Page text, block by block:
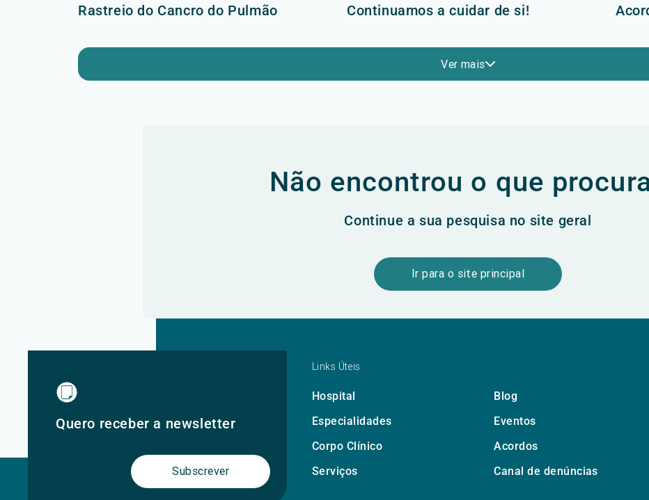
Rastreio do Cancro do Pulmão Continuamos a cuidar de si!
Ver mais
Não encontrou o que
Continue a sua pesquisa no site geral
Ir para o site principal
Quero receber a newsletter
Subscrever
Links Úteis
Hospital Blog
Especialidades
Eventos
Corpo Clínico
Acordos
Serviços
Canal de denúncias